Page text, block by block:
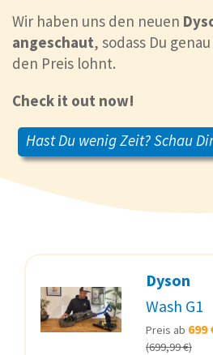
Wir haben uns den neuen
angeschaut, sodass Du
den Preis lohnt.
Check it out now!
Hast Du wenig Zeit? Schau
Dyson
Wash G1
Preis ab 699
(699,99 €)